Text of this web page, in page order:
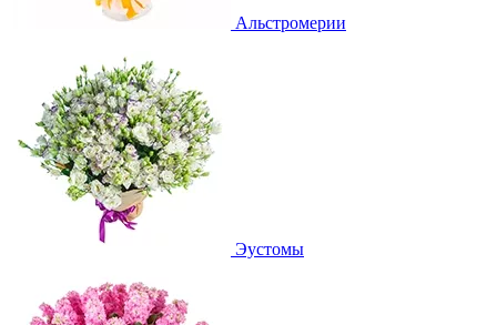
Альстромерии
Эустомы